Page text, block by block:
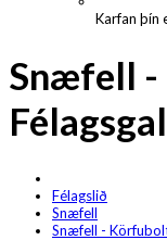
Karfan þín
Snæfell
Félagslið
Snæfell
Snæfell -